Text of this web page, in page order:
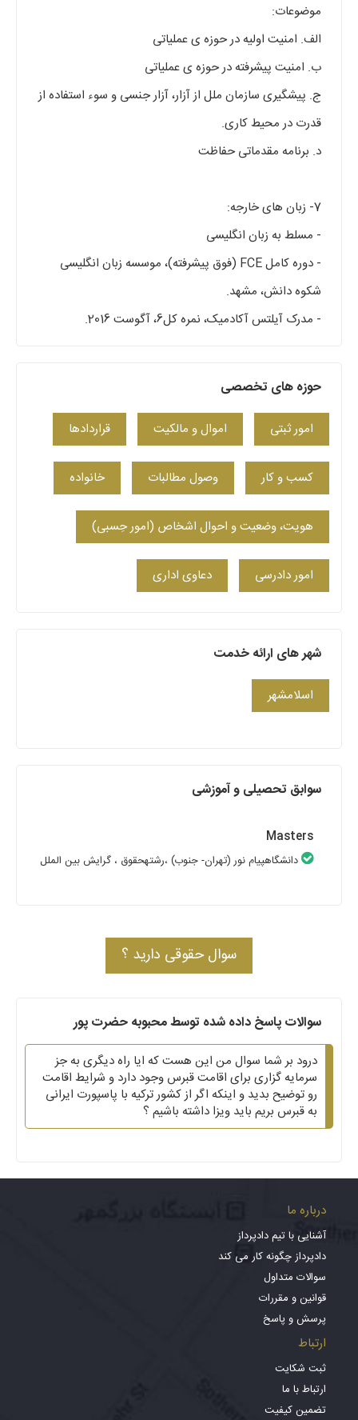
موضوعات:
الف. امنیت اولیه در حوزه ی عملیاتی
ب. امنیت پیشرفته در حوزه ی عملیاتی
ج. پیشگیری سازمان ملل از آزار، آزار جنسی و سوء استفاده از
قدرت در محیط کاری.
د. برنامه مقدماتی حفاظت
7- زبان های خارجه:
- مسلط به زبان انگلیسی
- دوره کامل FCE (فوق پیشرفته)، موسسه زبان انگلیسی
شکوه دانش، مشهد.
- مدرک آیلتس آکادمیک، نمره کل6، آگوست 2016.
حوزه های تخصصی
امور ثبتی اموال و مالکیت قراردادها
کسب‌ و کار وصول مطالبات خانواده
هویت، وضعیت و احوال اشخاص (امور حِسبی)
امور دادرسی دعاوی اداری
شهر های ارائه خدمت
اسلامشهر
سوابق تحصیلی و آموزشی
Masters
دانشگاهپیام نور (تهران- جنوب) ،رشتهحقوق ، گرایش بین الملل
سوال حقوقی دارید ؟
سوالات پاسخ داده شده توسط محبوبه حضرت پور
درود بر شما سوال من این هست که ایا راه دیگری به جز
سرمایه گزاری برای اقامت قبرس وجود دارد و شرایط اقامت
رو توضیح بدید و اینکه اگر از کشور ترکیه با پاسپورت ایرانی
به قبرس بریم باید ویزا داشته باشیم ؟
درباره ما
آشنایی با تیم دادپرداز
دادپرداز چگونه کار می کند
سوالات متداول
قوانین و مقررات
پرسش و پاسخ
ارتباط
ثبت شکایت
ارتباط با ما
تضمین کیفیت